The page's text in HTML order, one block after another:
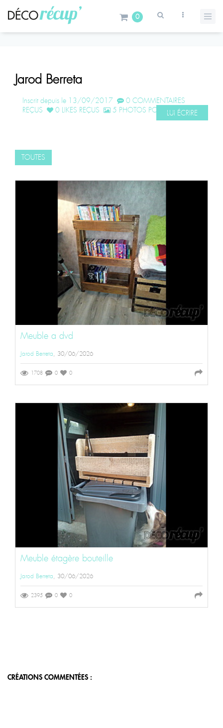
0
Jarod Berreta
Inscrit depuis le 13/09/2017
0 COMMENTAIRES
REÇUS
0 LIKES REÇUS 5 PHOTOS POSTÉESLUI ÉCRIRE
TOUTES
Meuble a dvd
Jarod Berreta, 30/06/2026
1708 0 0
Meuble étagère bouteille
Jarod Berreta, 30/06/2026
2395 0 0
CRÉATIONS COMMENTÉES :